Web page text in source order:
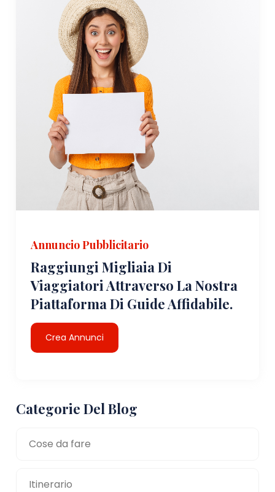
Annuncio Pubblicitario
Raggiungi Migliaia Di
Viaggiatori Attraverso La Nostra
Piattaforma Di Guide Affidabile.
Crea Annunci
Categorie Del Blog
Cose da fare
Itinerario